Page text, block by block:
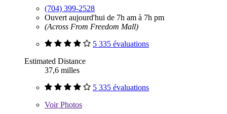
(704) 399-2528
Ouvert aujourd'hui de 7h am à 7h pm
(Across From Freedom Mall)
5 335 évaluations
Estimated Distance
37,6 milles
5 335 évaluations
VoirPhotos